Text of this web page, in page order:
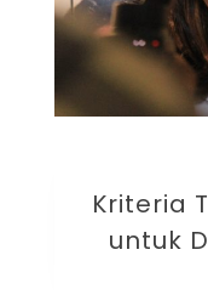
Kriteria
untuk